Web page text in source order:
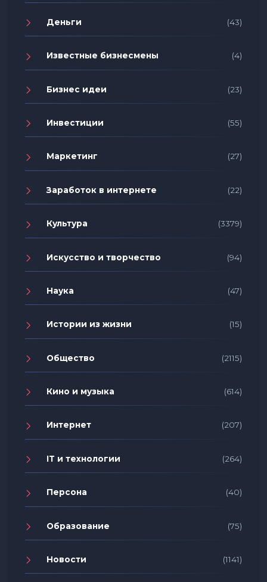
Деньги (43)
Известные бизнесмены (4)
Бизнес идеи (23)
Инвестиции (55)
Маркетинг (27)
Заработок в интернете (22)
Культура (3379)
Искусство и творчество (94)
Наука (47)
Истории из жизни (15)
Общество (2115)
Кино и музыка (614)
Интернет (207)
IT и технологии (264)
Персона (40)
Образование (75)
Новости (1141)